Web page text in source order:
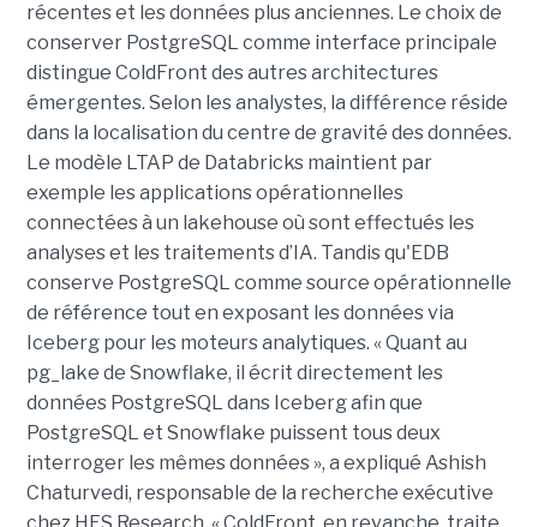
récentes et les données plus anciennes. Le choix de
conserver PostgreSQL comme interface principale
distingue ColdFront des autres architectures
émergentes. Selon les analystes, la différence réside
dans la localisation du centre de gravité des données.
Le modèle LTAP de Databricks maintient par
exemple les applications opérationnelles
connectées à un lakehouse où sont effectués les
analyses et les traitements d’IA. Tandis qu'EDB
conserve PostgreSQL comme source opérationnelle
de référence tout en exposant les données via
Iceberg pour les moteurs analytiques. « Quant au
pg_lake de Snowflake, il écrit directement les
données PostgreSQL dans Iceberg afin que
PostgreSQL et Snowflake puissent tous deux
interroger les mêmes données », a expliqué Ashish
Chaturvedi, responsable de la recherche exécutive